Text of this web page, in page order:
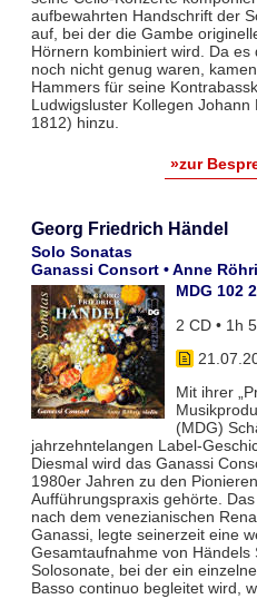
aufbewahrten Handschrift der
auf, bei der die Gambe
Hörnern kombiniert wird. Da
noch nicht genug waren,
Hammers für seine
Ludwigsluster Kollegen
1812) hinzu.
»zur
Georg Friedrich Händel
Solo Sonatas
Ganassi Consort • Anne
MDG 102
2 CD • 1h
Mit ihrer
(MDG)
jahrzehntelangen Label-
Diesmal wird das Ganassi
1980er Jahren zu den
Aufführungspraxis gehörte.
nach dem venezianischen
Ganassi, legte seinerzeit eine
Gesamtaufnahme von Händels
Solosonate, bei der ein
Basso continuo begleitet wird,